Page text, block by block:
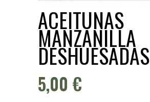
ACEITUNAS
MANZANILLA
DESHUESADAS
5,00 €